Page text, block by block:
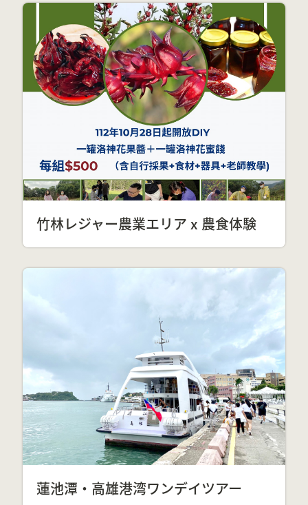
竹林レジャー農業エリア x 農食体験
蓮池潭・高雄港湾ワンデイツアー